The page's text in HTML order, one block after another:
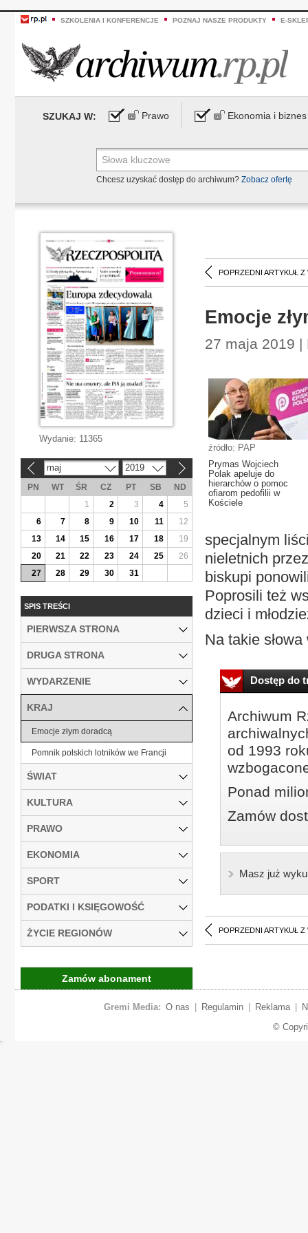
SZKOLENIA I KONFERENCJE POZNAJ NASZE PRODUKTY E-
SZUKAJ W: Prawo Ekonomia i biznes
Chcesz uzyskać dostęp do archiwum? Zobacz ofertę
POPRZEDNI ARTYKUŁ Z
Emocje
27 maja 2019 |
źródło: PAP
Prymas Wojciech
Polak apeluje do
hierarchów o pomoc
ofiarom pedofilii w
Kościele
specjalnym
nieletnich
biskupi
Poprosili też
dzieci i
Na takie
Dostęp do
Archiwum
od 1993
Ponad
Zamów
Masz już
POPRZEDNI ARTYKUŁ Z
Wydanie: 11365
maj 2019
PN WT ŚR CZ PT SB
ND
1
2 3 4
5
6
7 8 9 10 11
12
13
14 15 16 17 18
19
20
21 22 23 24 25
26
27
28 29 30 31
SPIS TREŚCI
PIERWSZA STRONA
DRUGA STRONA
WYDARZENIE
KRAJ
Emocje złym doradcą
Pomnik polskich lotników we Francji
ŚWIAT
KULTURA
PRAWO
EKONOMIA
SPORT
PODATKI I KSIĘGOWOŚĆ
ŻYCIE REGIONÓW
Zamów abonament
Gremi Media: O nas Regulamin Reklama
©